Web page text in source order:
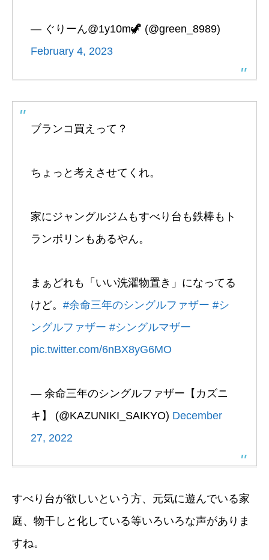
— ぐりーん@1y10m🦖 (@green_8989)
February 4, 2023
ブランコ買えって？
ちょっと考えさせてくれ。
家にジャングルジムもすべり台も鉄棒もト
ランポリンもあるやん。
まぁどれも「いい洗濯物置き」になってる
けど。 #余命三年のシングルファザー #シ
ングルファザー #シングルマザー
pic.twitter.com/6nBX8yG6MO
— 余命三年のシングルファザー【カズニ
キ】 (@KAZUNIKI_SAIKYO) December
27, 2022
すべり台が欲しいという方、元気に遊んでいる家
庭、物干しと化している等いろいろな声がありま
すね。